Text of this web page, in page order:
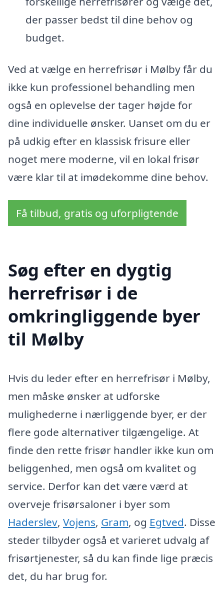
der passer bedst til dine behov og
budget.
Ved at vælge en herrefrisør i Mølby får du
ikke kun professionel behandling men
også en oplevelse der tager højde for
dine individuelle ønsker. Uanset om du er
på udkig efter en klassisk frisure eller
noget mere moderne, vil en lokal frisør
være klar til at imødekomme dine behov.
Få tilbud, gratis og uforpligtende
Søg efter en dygtig
herrefrisør i de
omkringliggende byer
til Mølby
Hvis du leder efter en herrefrisør i Mølby,
men måske ønsker at udforske
mulighederne i nærliggende byer, er der
flere gode alternativer tilgængelige. At
finde den rette frisør handler ikke kun om
beliggenhed, men også om kvalitet og
service. Derfor kan det være værd at
overveje frisørsaloner i byer som
Haderslev, Vojens, Gram, og Egtved. Disse
steder tilbyder også et varieret udvalg af
frisørtjenester, så du kan finde lige præcis
det, du har brug for.